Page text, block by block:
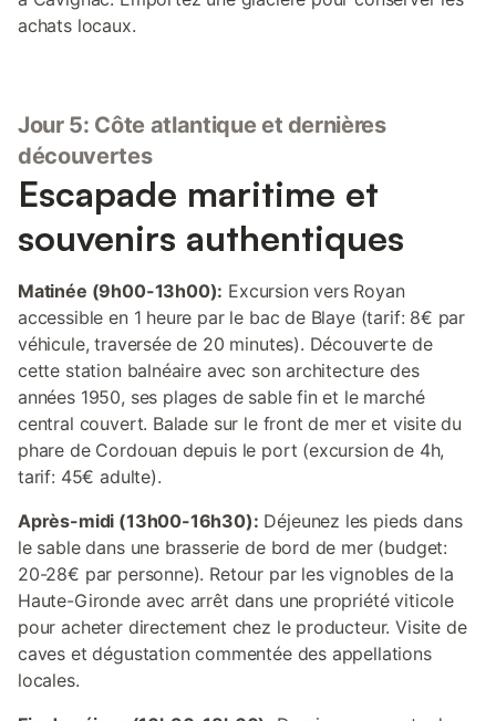
achats locaux.
Jour 5: Côte atlantique et dernières
découvertes
Escapade maritime et
souvenirs authentiques
Matinée (9h00-13h00): Excursion vers Royan
accessible en 1 heure par le bac de Blaye (tarif: 8€ par
véhicule, traversée de 20 minutes). Découverte de
cette station balnéaire avec son architecture des
années 1950, ses plages de sable fin et le marché
central couvert. Balade sur le front de mer et visite du
phare de Cordouan depuis le port (excursion de 4h,
tarif: 45€ adulte).
Après-midi (13h00-16h30): Déjeunez les pieds dans
le sable dans une brasserie de bord de mer (budget:
20-28€ par personne). Retour par les vignobles de la
Haute-Gironde avec arrêt dans une propriété viticole
pour acheter directement chez le producteur. Visite de
caves et dégustation commentée des appellations
locales.